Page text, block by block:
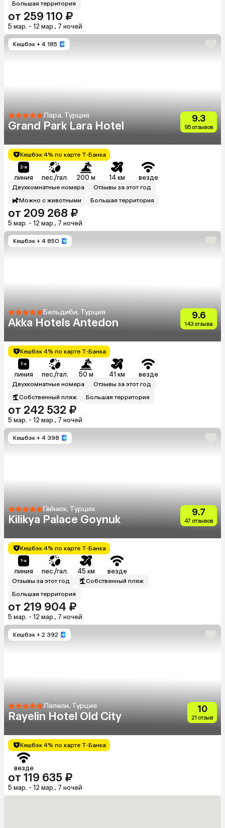
Большая территория
от 259 110 ₽
5 мар. - 12 мар., 7 ночей
Кешбэк + 4 185
Лара, Турция
Grand Park Lara Hotel
9.3
95 отзывов
Кешбэк 4% по карте Т-Банка
линия пес./гал. 200 м 14 км везде
Двухкомнатные номера
Отзывы за этот год
Можно с животными
Большая территория
от 209 268 ₽
5 мар. - 12 мар., 7 ночей
Кешбэк + 4 850
Бельдиби, Турция
Akka Hotels Antedon
9.6
143 отзыва
Кешбэк 4% по карте Т-Банка
линия пес./гал. 50 м 41 км везде
Двухкомнатные номера
Отзывы за этот год
Собственный пляж
Большая территория
от 242 532 ₽
5 мар. - 12 мар., 7 ночей
Кешбэк + 4 398
Гёйнюк, Турция
Kilikya Palace Goynuk
9.7
47 отзывов
Кешбэк 4% по карте Т-Банка
линия пес./гал. 45 км везде
Отзывы за этот год
Собственный пляж
Большая территория
от 219 904 ₽
5 мар. - 12 мар., 7 ночей
Кешбэк + 2 392
Лалели, Турция
Rayelin Hotel Old City
10
21 отзыв
Кешбэк 4% по карте Т-Банка
везде
от 119 635 ₽
5 мар. - 12 мар., 7 ночей